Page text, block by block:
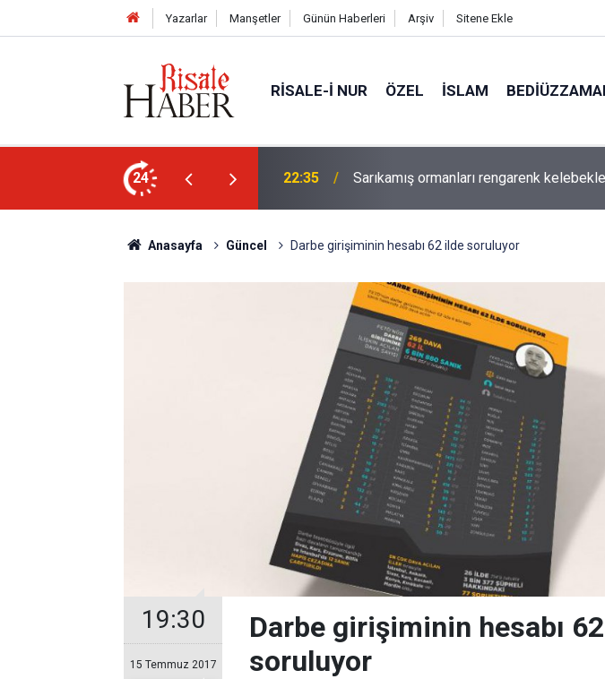
Yazarlar Manşetler Günün Haberleri Arşiv Sitene Ekle
RISALE-I NUR ÖZEL İSLAM
24
(a.s.m.) nuru çıksa, kâinat vefat edecek 22:35 Sarıkamış ormanları rengarenk
Anasayfa Güncel Darbe girişiminin hesabı 62 ilde soruluyor
19:30
15 Temmuz 2017
Darbe girişiminin hesabı
soruluyor